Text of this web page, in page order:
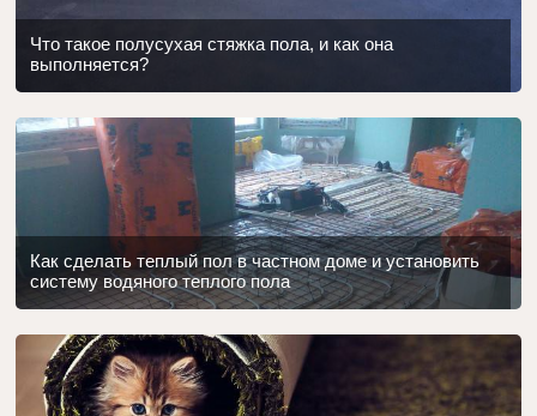
Что такое полусухая стяжка пола, и как она
выполняется?
Как сделать теплый пол в частном доме и установить
систему водяного теплого пола